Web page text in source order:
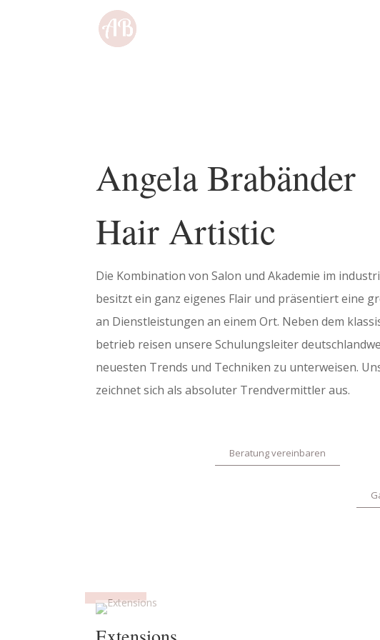
Angela Brabänder
Hair Artistic
Die Kombi­na­tion von Salon und Akademie im
besitzt ein ganz eigenes Flair und präsen­tiert eine
an Dienstleis­tungen an einem Ort. Neben dem
be­trieb reisen unsere Schulungsleiter
neuesten Trends und Techniken zu unter­weisen.
zeichnet sich als absoluter Trend­ver­mit­tler aus.
Beratung verein­baren